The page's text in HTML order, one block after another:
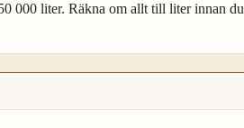
000 liter. Räkna om allt till liter innan du